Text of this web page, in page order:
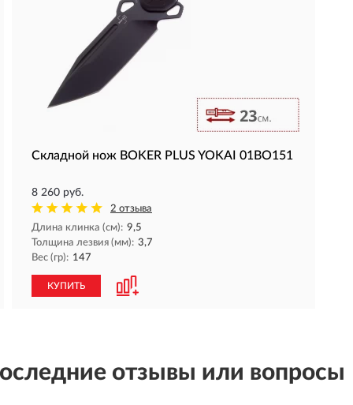
Складной нож BOKER PLUS YOKAI 01BO151
8 260 руб.
2 отзыва
Длина клинка (см): 9,5
Толщина лезвия (мм): 3,7
Вес (гр): 147
КУПИТЬ
отзывы или вопросы